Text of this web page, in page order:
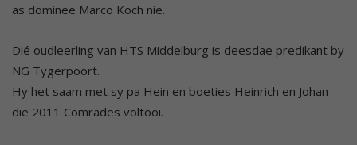
as dominee Marco Koch nie.
Dié oudleerling van HTS Middelburg is deesdae predikant by
NG Tygerpoort.
Hy het saam met sy pa Hein en boeties Heinrich en Johan
die 2011 Comrades voltooi.